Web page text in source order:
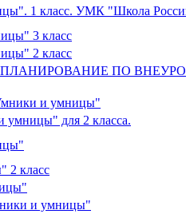
1 класс. УМК "Школа
3 класс
2 класс
ПО
и умницы"
умницы" для 2 класса.
2 класс
и умницы"